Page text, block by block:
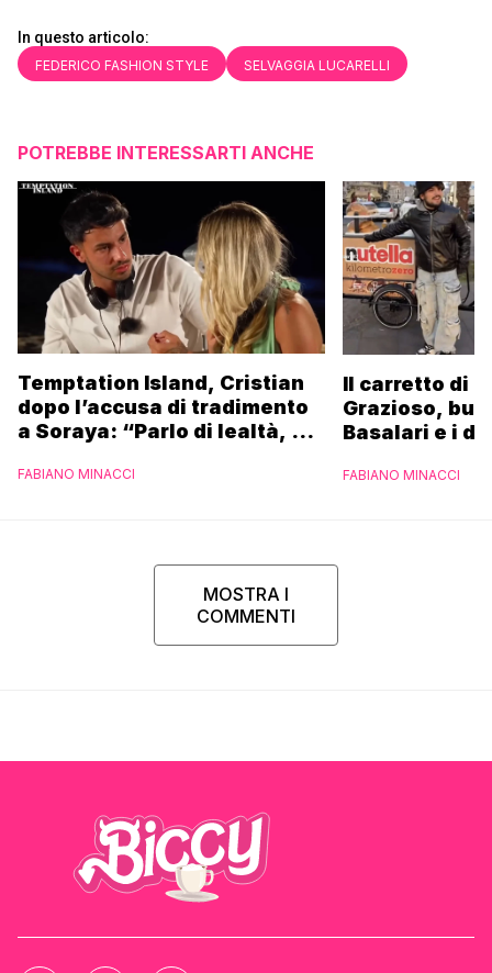
In questo articolo:
FEDERICO FASHION STYLE SELVAGGIA LUCARELLI
POTREBBE INTERESSARTI ANCHE
Temptation Island, Cristian
dopo l’accusa di tradimento
a Soraya: “Parlo di lealtà, ma
FABIANO MINACCI
Il carretto di
Grazioso,
Basalari e i
Ferrero”
FABIANO MINACCI
MOSTRA I
COMMENTI